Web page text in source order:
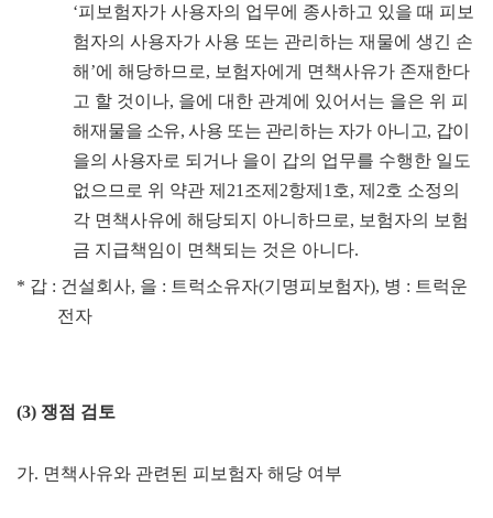
‘피보험자가 사용자의 업무에 종사하고 있을 때 피보
험자의 사용자가 사용 또는 관리하는 재물에 생긴 손
해 ’에 해당하므로, 보험자에게 면책사유가 존재한다
고 할 것이나, 을에 대한 관계에 있어서는 을은 위 피
해재물을 소유,사용 또는 관리하는 자가 아니고, 갑이
을의 사용자로 되거나 을이 갑의 업무를 수행한 일도
없으므로 위 약관 제 21 조제 2항제 1 호,제 2호 소정의
각 면책사유에 해당되지 아니하므로, 보험자의 보험
금 지급책임이 면책되는 것은 아니다.
* 갑 : 건설회사, 을 : 트럭소유자(기명피보험자), 병 : 트럭운
전자
(3) 쟁점 검토
가. 면책사유와 관련된 피보험자 해당 여부